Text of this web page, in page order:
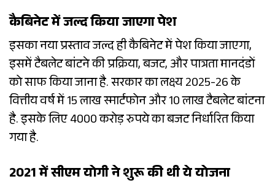
कैबिनेट में जल्द किया जाएगा पेश
इसका नया प्रस्ताव जल्द ही कैबिनेट में पेश किया जाएगा,
इसमें टैबलेट बांटने की प्रक्रिया, बजट, और पात्रता मानदंडों
को साफ किया जाना है. सरकार का लक्ष्य 2025-26 के
वित्तीय वर्ष में 15 लाख स्मार्टफोन और 10 लाख टैबलेट बांटना
है. इसके लिए 4000 करोड़ रुपये का बजट निर्धारित किया
गया है.
2021 में सीएम योगी ने शुरू की थी ये योजना